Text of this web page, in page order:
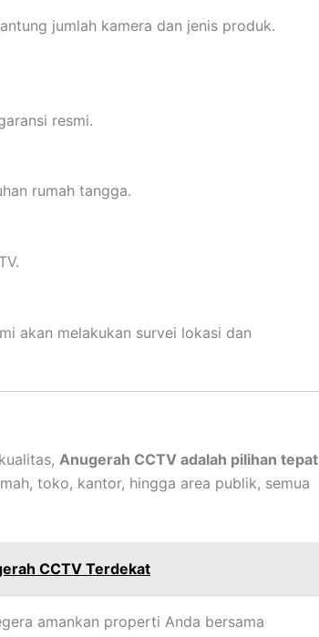
jumlah kamera dan jenis produk.
resmi.
rumah tangga.
akan melakukan survei lokasi dan
Anugerah CCTV adalah pilihan tepat
toko, kantor, hingga area publik, semua
CCTV Terdekat
amankan properti Anda bersama